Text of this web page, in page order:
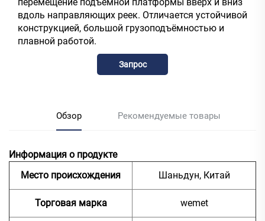
вдоль направляющих реек. Отличается устойчивой
конструкцией, большой грузоподъёмностью и
плавной работой.
Запрос
Обзор Рекомендуемые товары
Информация о продукте
Место происхождения
Шаньдун, Китай
Торговая марка wemet